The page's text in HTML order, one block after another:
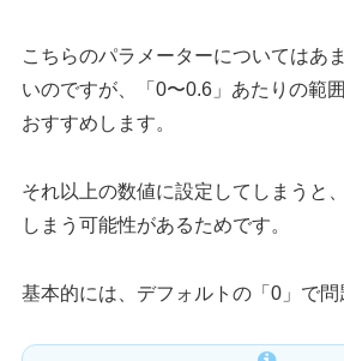
こちらのパラメーターについてはあ
いのですが、「0〜0.6」あたりの範
おすすめします。
それ以上の数値に設定してしまうと
しまう可能性があるためです。
基本的には、デフォルトの「0」で問